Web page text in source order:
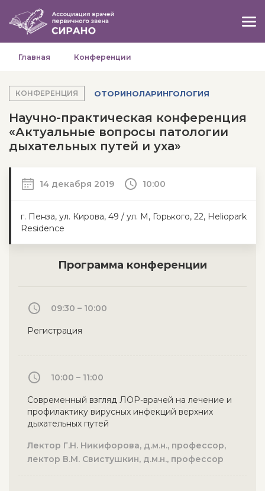
Главная Конференции
КОНФЕРЕНЦИЯ ОТОРИНОЛАРИНГОЛОГИЯ
Научно-практическая конференция
«Актуальные вопросы патологии
дыхательных путей и уха»
14 декабря 2019 10:00
г. Пенза, ул. Кирова, 49 / ул. М, Горького, 22, Heliopark
Residence
Программа конференции
09:30 – 10:00
Регистрация
10:00 – 11:00
Современный взгляд ЛОР-врачей на лечение и
профилактику вирусных инфекций верхних
дыхательных путей
Лектор Г.Н. Никифорова, д.м.н., профессор,
лектор В.М. Свистушкин, д.м.н., профессор